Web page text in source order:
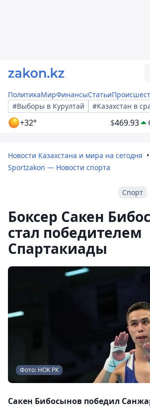
ПолитикаМирФинансыСтатьи
#Выборы в Курултай
#Казахстан в
+32° $469.93
Новости Казахстана и мира на сегодня
Sportzakon — Новости спорта
Спорт
Боксер Сакен
стал победителем
Спартакиады
Фото: НОК РК
Сакен Бибосынов победил